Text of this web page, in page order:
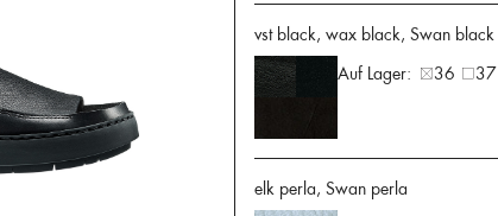
vst black, wax black, Swan black
Auf Lager:
36 37
elk perla, Swan perla